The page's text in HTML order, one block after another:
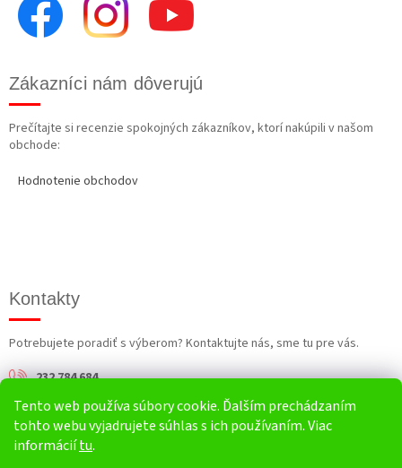
Tento web používa súbory cookie. Ďalším prechádzaním
tohto webu vyjadrujete súhlas s ich používaním. Viac
informáciítu.
Zákazníci nám dôverujú
Prečítajte si recenzie spokojných zákazníkov, ktorí nakúpili v našom
obchode:
Hodnotenie obchodov
Kontakty
Potrebujete poradiť s výberom? Kontaktujte nás, sme tu pre vás.
232 784 684
info@harv.sk